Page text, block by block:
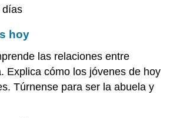
días
hoy
las relaciones entre
Explica cómo los jóvenes de hoy
Túrnense para ser la abuela y